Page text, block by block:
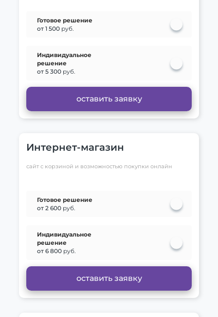
Готовое решение
от 1 500 руб.
Индивидуальное
решение
от 5 300 руб.
оставить заявку
Интернет-магазин
сайт с корзиной и возможностью покупки онлайн
Готовое решение
от 2 600 руб.
Индивидуальное
решение
от 6 800 руб.
оставить заявку